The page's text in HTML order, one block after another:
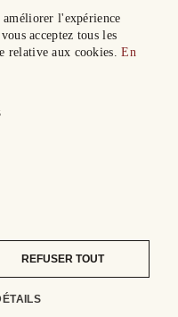
l'expérience
acceptez tous les
relative aux cookies.En
REFUSER TOUT